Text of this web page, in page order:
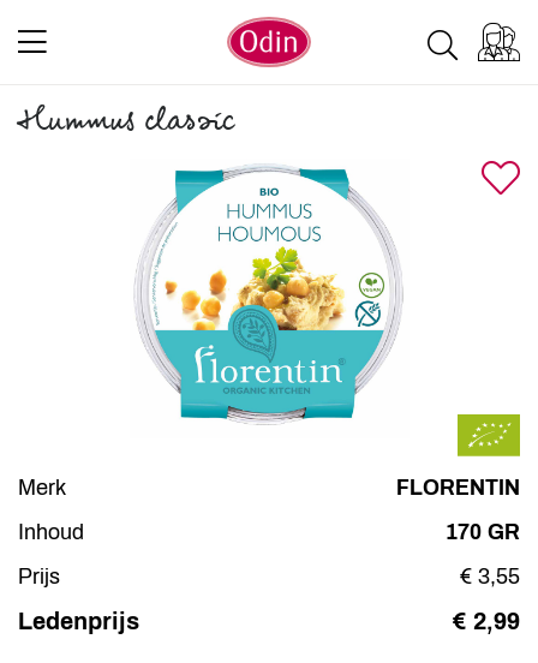
Hummus classic
Merk
FLORENTIN
Inhoud
170 GR
Prijs
€ 3,55
Ledenprijs € 2,99